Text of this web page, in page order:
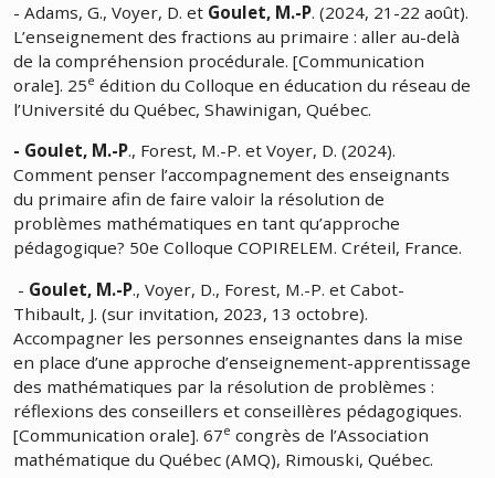
- Adams, G., Voyer, D. et Goulet, M.-P. (2024, 21-22 août).
L’enseignement des fractions au primaire : aller au-delà
de la compréhension procédurale. [Communication
orale]. 25e édition du Colloque en éducation du réseau de
l’Université du Québec, Shawinigan, Québec.
- Goulet, M.-P., Forest, M.-P. et Voyer, D. (2024).
Comment penser l’accompagnement des enseignants
du primaire afin de faire valoir la résolution de
problèmes mathématiques en tant qu’approche
pédagogique? 50e Colloque COPIRELEM. Créteil, France.
- Goulet, M.-P., Voyer, D., Forest, M.-P. et Cabot-
Thibault, J. (sur invitation, 2023, 13 octobre).
Accompagner les personnes enseignantes dans la mise
en place d’une approche d’enseignement-apprentissage
des mathématiques par la résolution de problèmes :
réflexions des conseillers et conseillères pédagogiques.
[Communication orale]. 67e congrès de l’Association
mathématique du Québec (AMQ), Rimouski, Québec.